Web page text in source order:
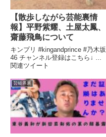
【散歩しながら芸能裏情
報】平野紫耀、土屋太鳳、
齋藤飛鳥について
キンプリ #kingandprince #乃木坂
46 チャンネル登録はこちら↓ ...
関連ツイート
芸能界裏